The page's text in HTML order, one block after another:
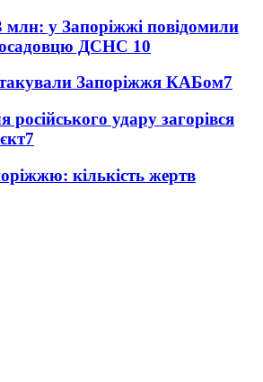
млн: у Запоріжжі повідомили
ДСНС 10
Запоріжжя КАБом7
російського удару загорівся
7
кількість жертв